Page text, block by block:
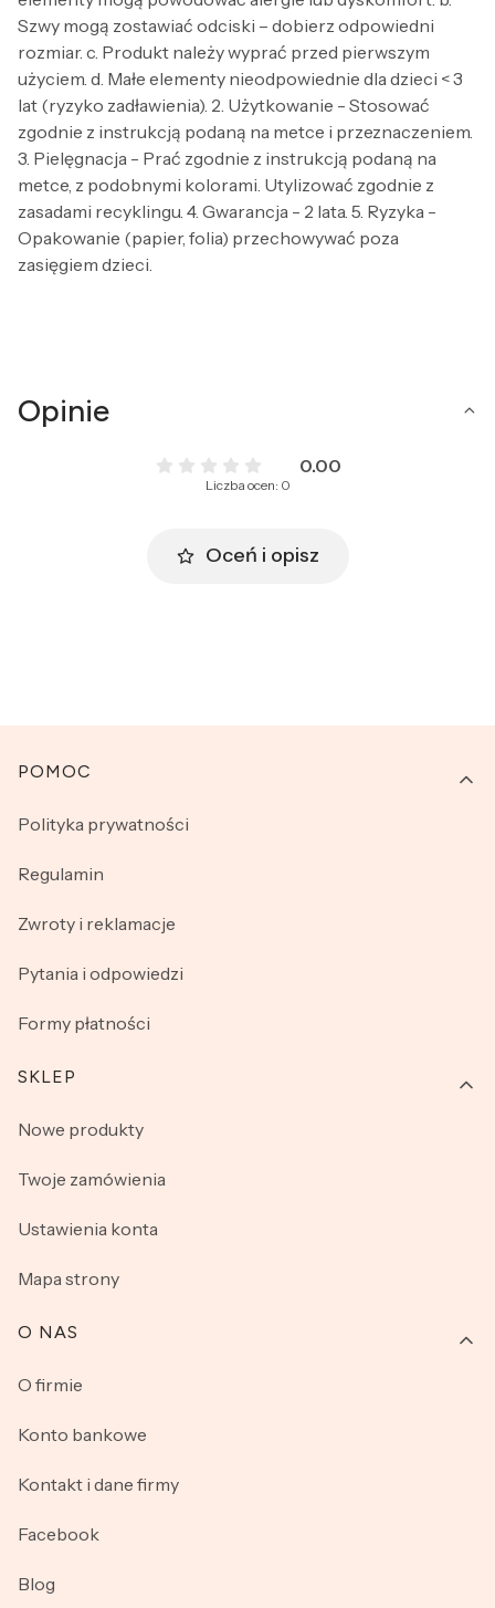
Szwy mogą zostawiać odciski – dobierz odpowiedni
rozmiar. c. Produkt należy wyprać przed pierwszym
użyciem. d. Małe elementy nieodpowiednie dla dzieci < 3
lat (ryzyko zadławienia). 2. Użytkowanie - Stosować
zgodnie z instrukcją podaną na metce i przeznaczeniem.
3. Pielęgnacja - Prać zgodnie z instrukcją podaną na
metce, z podobnymi kolorami. Utylizować zgodnie z
zasadami recyklingu. 4. Gwarancja - 2 lata. 5. Ryzyka -
Opakowanie (papier, folia) przechowywać poza
zasięgiem dzieci.
Opinie
0.00
Liczba ocen: 0
Oceń i opisz
Linki w stopce
POMOC
Polityka prywatności
Regulamin
Zwroty i reklamacje
Pytania i odpowiedzi
Formy płatności
SKLEP
Nowe produkty
Twoje zamówienia
Ustawienia konta
Mapa strony
O NAS
O firmie
Konto bankowe
Kontakt i dane firmy
Facebook
Blog